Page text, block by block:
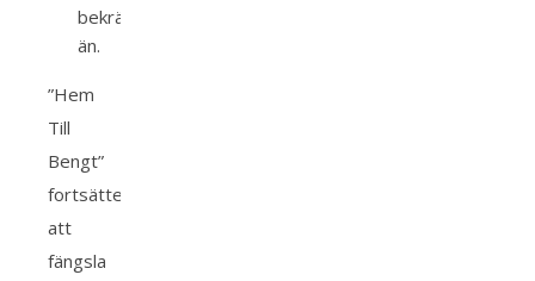
bekräftats
än.
”Hem
Till
Bengt”
fortsätter
att
fängsla